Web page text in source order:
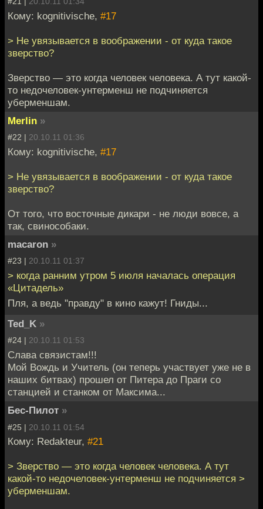
Кому: kognitivische, #17
> Не увязывается в воображении - от куда такое
зверство?
Зверство — это когда человек человека. А тут какой-
то недочеловек-унтерменш не подчиняется
уберменшам.
Merlin »
#22 | 20.10.11 01:36
Кому: kognitivische, #17
> Не увязывается в воображении - от куда такое
зверство?
От того, что восточные дикари - не люди вовсе, а
так, свинособаки.
macaron »
#23 | 20.10.11 01:37
> когда ранним утром 5 июля началась операция
«Цитадель»
Пля, а ведь "правду" в кино кажут! Гниды...
Ted_K »
#24 | 20.10.11 01:53
Слава связистам!!!
Мой Вождь и Учитель (он теперь участвует уже не в
наших битвах) прошел от Питера до Праги со
станцией и станком от Максима...
Бес-Пилот »
#25 | 20.10.11 01:54
Кому: Redakteur, #21
> Зверство — это когда человек человека. А тут
какой-то недочеловек-унтерменш не подчиняется >
уберменшам.